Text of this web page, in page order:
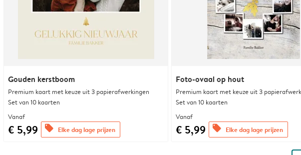
Gouden kerstboom
Premium kaart met keuze uit 3 papierafwerkingen
Set van 10 kaarten
Vanaf
€ 5,99 offers Elke dag lage prijzen
Foto-ovaal op hout
Premium kaart met keuze uit 3
Set van 10 kaarten
Vanaf
€ 5,99 offers Elke dag lage prijzen